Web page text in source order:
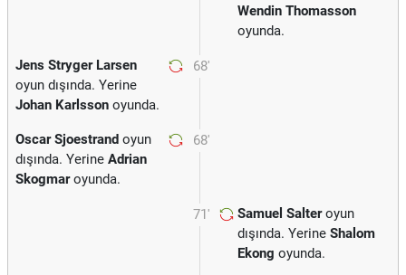
Wendin Thomasson
oyunda.
68'
Jens Stryger Larsen
oyun dışında. Yerine
Johan Karlsson oyunda.
68'
Oscar Sjoestrand oyun
dışında. Yerine Adrian
Skogmaroyunda.
71' Samuel Salteroyun
dışında. Yerine Shalom
Ekong oyunda.